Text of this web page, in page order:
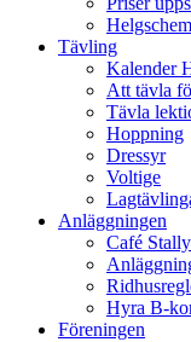
Tävling
Kalender
Att tävla
Tävla
Hoppning
Dressyr
Voltige
Anläggningen
Café
Hyra B-
Föreningen